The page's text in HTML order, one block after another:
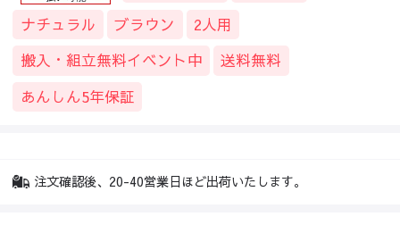
ナチュラル
ブラウン
2人用
搬入・組立無料イベント中
送料無料
あんしん5年保証
注文確認後、20-40営業日ほど出荷いたします。